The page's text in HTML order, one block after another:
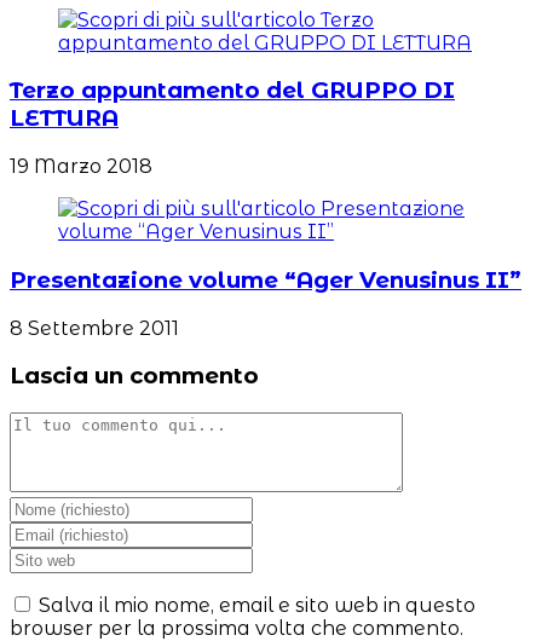
Terzo appuntamento del GRUPPO DI
LETTURA
19 Marzo 2018
Presentazione volume “Ager Venusinus II”
8 Settembre 2011
Lascia un commento
Commento
Inserisci
il
tuo
nome
o
nome
Inserisci
il
tuo
indirizzo
email
Inserisci
l'URL
del
sito
Salva il mio nome, email e sito web in questo
browser per la prossima volta che commento.